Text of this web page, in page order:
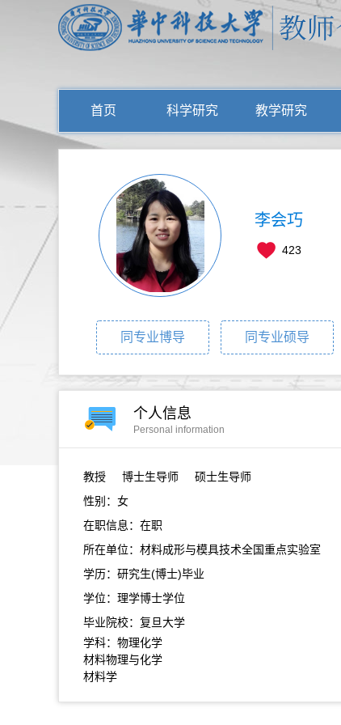
首页 科学研究 教学研究
李会巧
423
同专业博导 同专业硕导
个人信息
Personal information
教授
博士生导师 硕士生导师
性别：女
在职信息：在职
所在单位：材料成形与模具技术全国重点实验室
学历：研究生(博士)毕业
学位：理学博士学位
毕业院校：复旦大学
学科：物理化学
材料物理与化学
材料学